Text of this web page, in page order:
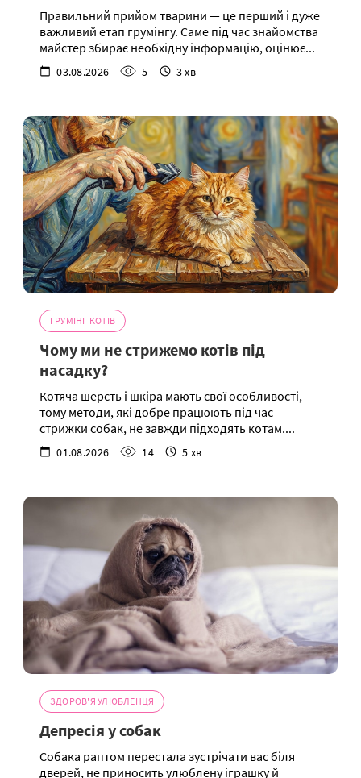
Правильний прийом тварини — це перший і дуже
важливий етап грумінгу. Саме під час знайомства
майстер збирає необхідну інформацію, оцінює...
03.08.2026 5 3 хв
ГРУМІНГ КОТІВ
Чому ми не стрижемо котів під
насадку?
Котяча шерсть і шкіра мають свої особливості,
тому методи, які добре працюють під час
стрижки собак, не завжди підходять котам....
01.08.2026 14 5 хв
ЗДОРОВ'Я УЛЮБЛЕНЦЯ
Депресія у собак
Собака раптом перестала зустрічати вас біля
дверей, не приносить улюблену іграшку й